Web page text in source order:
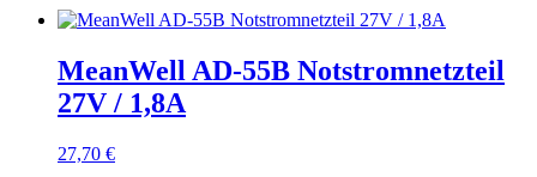
Auf Lager
Ausgangsspannung
Ausgangsstrom
Ausgang Anschluss
Eingangsspannung
einstellbar
MeanWell AD-55B Notstromnetzteil
27V / 1,8A
27,70 €